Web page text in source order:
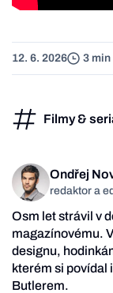
12. 6. 2026 3 min
Filmy &
Ondřej
redaktor a
Osm let strávil v
magazínovému.
designu,
kterém si povídal
Butlerem.